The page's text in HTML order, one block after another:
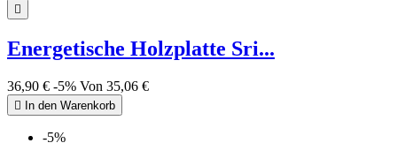

Energetische Holzplatte Sri...
36,90 € -5% Von 35,06 €
 In den Warenkorb
-5%